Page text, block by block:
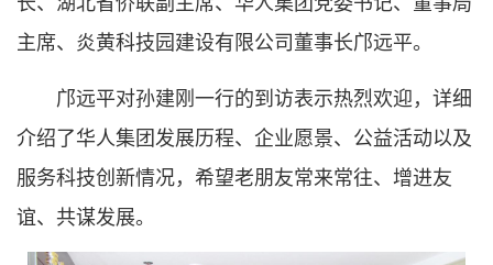
主席、炎黄科技园建设有限公司董事长邝远平。
邝远平对孙建刚一行的到访表示热烈欢迎，详细
介绍了华人集团发展历程、企业愿景、公益活动以及
服务科技创新情况，希望老朋友常来常往、增进友
谊、共谋发展。